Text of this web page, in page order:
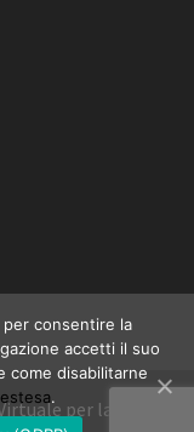
per la Salute
consentire la
accetti il suo
come disabilitarne
.